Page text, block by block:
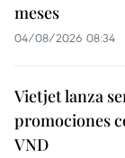
meses
04/08/2026 08:34
Vietjet lanza
promociones
VND